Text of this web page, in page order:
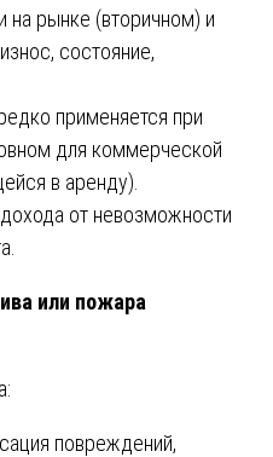
на рынке (вторичном) и
состояние,
применяется при
для коммерческой
в аренду).
от невозможности
или пожара
повреждений,